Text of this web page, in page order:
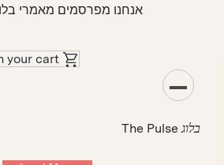
אנחנו מפרסמים מאמרי
your cart
בלוגThe Pulse